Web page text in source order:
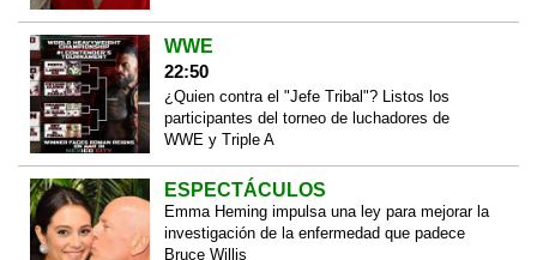
WWE
22:50
¿Quien contra el "Jefe Tribal"? Listos los
participantes del torneo de luchadores de
WWE y Triple A
ESPECTÁCULOS
Emma Heming impulsa una ley para mejorar la
investigación de la enfermedad que padece
Bruce Willis